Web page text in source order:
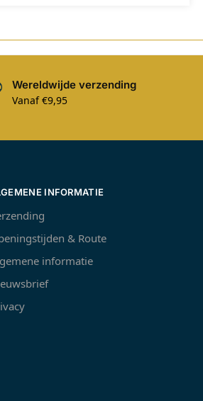
Wereldwijde verzending
Vanaf €9,95
INFORMATIE
& Route
informatie